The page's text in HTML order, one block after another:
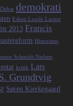
Debat demokrati
Esben Lunde Larsen
2013 Francis
Historiens
Schmidt-Nielsen
kritik Lars
Grundtvig
Søren Kierkegaard